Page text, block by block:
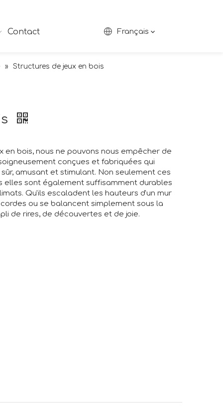
Contact Français
» Structures de jeux en bois
en bois, nous ne pouvons nous empêcher de
conçues et fabriquées qui
amusant et stimulant. Non seulement ces
elles sont également suffisamment durables
Qu'ils escaladent les hauteurs d'un mur
ou se balancent simplement sous la
de rires, de découvertes et de joie.